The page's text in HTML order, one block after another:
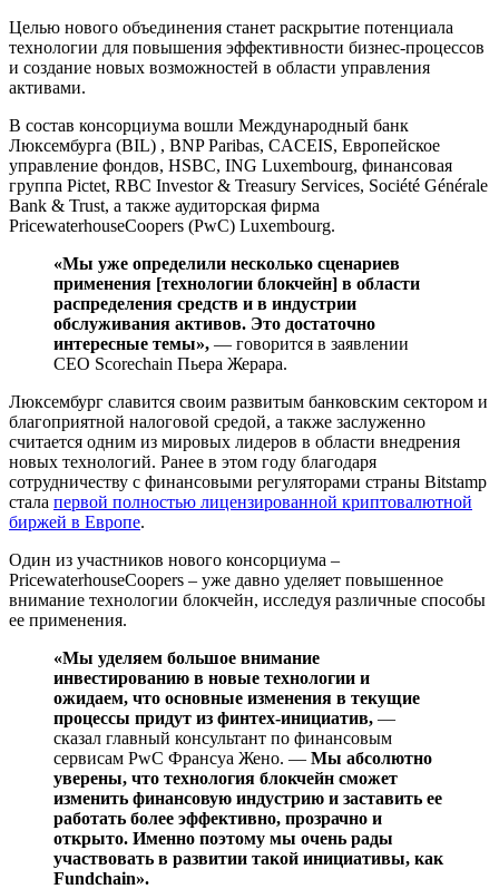
Целью нового объединения станет раскрытие потенциала
технологии для повышения эффективности бизнес-процессов
и создание новых возможностей в области управления
активами.
В состав консорциума вошли Международный банк
Люксембурга (BIL) , BNP Paribas, CACEIS, Европейское
управление фондов, HSBC, ING Luxembourg, финансовая
группа Pictet, RBC Investor & Treasury Services, Société Générale
Bank & Trust, а также аудиторская фирма
PricewaterhouseCoopers (PwC) Luxembourg.
«Мы уже определили несколько сценариев
применения [технологии блокчейн] в области
распределения средств и в индустрии
обслуживания активов. Это достаточно
интересные темы», — говорится в заявлении
CEO Scorechain Пьера Жерара.
Люксембург славится своим развитым банковским сектором и
благоприятной налоговой средой, а также заслуженно
считается одним из мировых лидеров в области внедрения
новых технологий. Ранее в этом году благодаря
сотрудничеству с финансовыми регуляторами страны Bitstamp
стала первой полностью лицензированной криптовалютной
биржей в Европе.
Один из участников нового консорциума –
PricewaterhouseCoopers – уже давно уделяет повышенное
внимание технологии блокчейн, исследуя различные способы
ее применения.
«Мы уделяем большое внимание
инвестированию в новые технологии и
ожидаем, что основные изменения в текущие
процессы придут из финтех-инициатив, —
сказал главный консультант по финансовым
сервисам PwC Франсуа Жено. — Мы абсолютно
уверены, что технология блокчейн сможет
изменить финансовую индустрию и заставить ее
работать более эффективно, прозрачно и
открыто. Именно поэтому мы очень рады
участвовать в развитии такой инициативы, как
Fundсhain».